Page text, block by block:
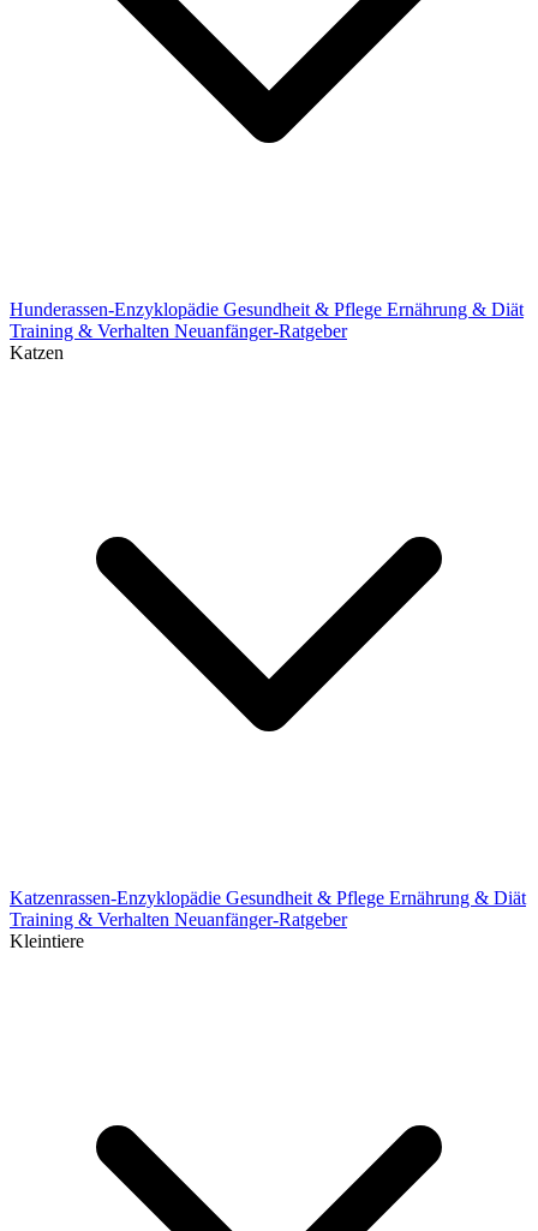
Hunderassen-Enzyklopädie Gesundheit & Pflege Ernährung & Diät
Training & Verhalten Neuanfänger-Ratgeber
Katzen
Katzenrassen-Enzyklopädie Gesundheit & Pflege Ernährung & Diät
Training & Verhalten Neuanfänger-Ratgeber
Kleintiere